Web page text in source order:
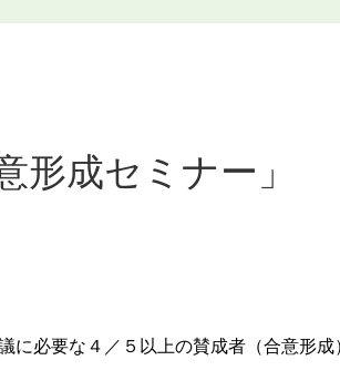
成セミナー」
必要な４／５以上の賛成者（合意形成